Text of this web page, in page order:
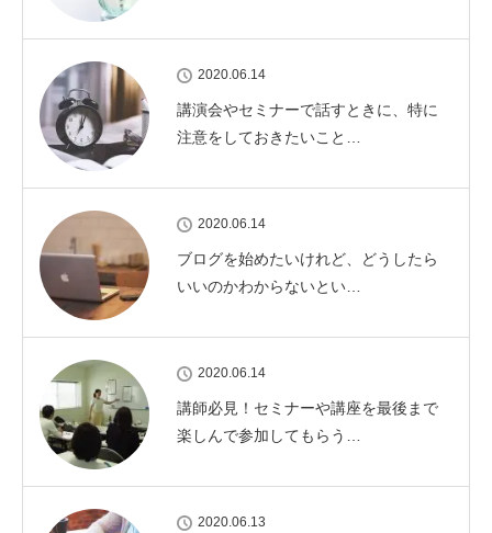
2020.06.14
講演会やセミナーで話すときに、特に
注意をしておきたいこと…
2020.06.14
ブログを始めたいけれど、どうしたら
いいのかわからないとい…
2020.06.14
講師必見！セミナーや講座を最後まで
楽しんで参加してもらう…
2020.06.13